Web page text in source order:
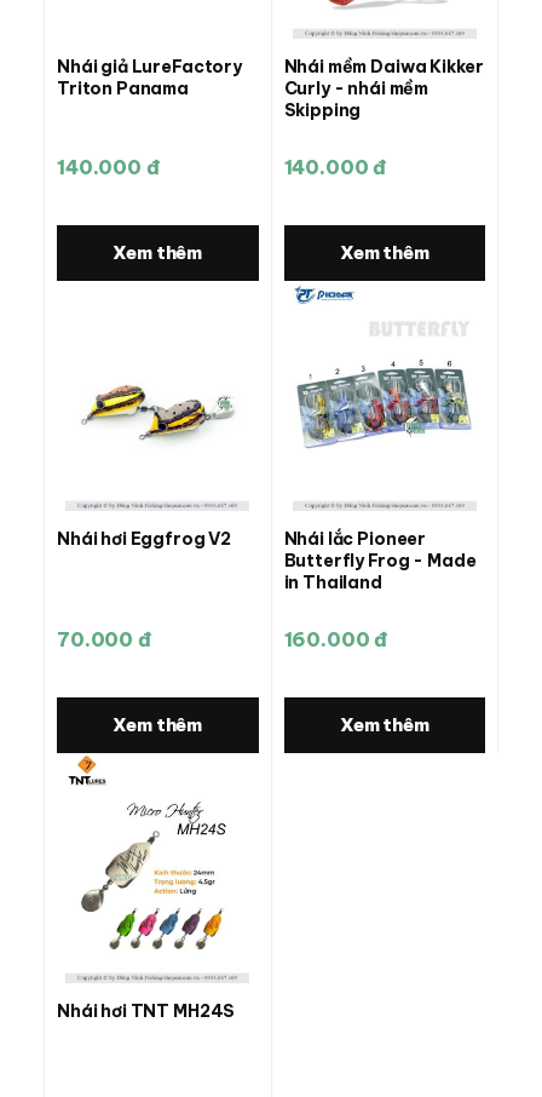
Nhái giả LureFactory
Triton Panama
140.000 đ
Xem thêm
Nhái mềm Daiwa Kikker
Curly - nhái mềm
Skipping
140.000 đ
Xem thêm
Nhái hơi Eggfrog V2
70.000 đ
Xem thêm
Nhái lắc Pioneer
Butterfly Frog - Made
in Thailand
160.000 đ
Xem thêm
Nhái hơi TNT MH24S